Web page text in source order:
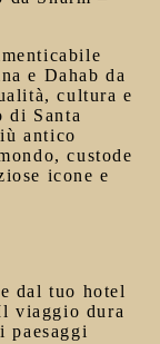
e Dahab da
cultura e
di Santa
antico
custode
icone e
dal tuo hotel
viaggio dura
paesaggi